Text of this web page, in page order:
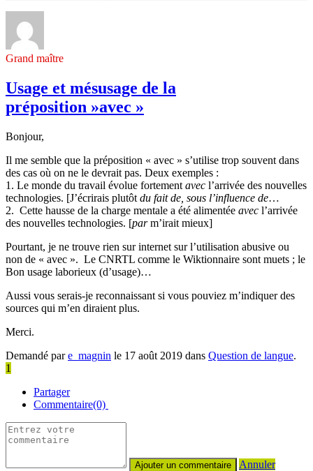
Grand maître
Usage et mésusage de la
préposition »avec »
Bonjour,
Il me semble que la préposition « avec » s’utilise trop souvent dans
des cas où on ne le devrait pas. Deux exemples :
1. Le monde du travail évolue fortement avec l’arrivée des nouvelles
technologies. [J’écrirais plutôt du fait de, sous l’influence de…
2. Cette hausse de la charge mentale a été alimentée avec l’arrivée
des nouvelles technologies. [parm’irait mieux]
Pourtant, je ne trouve rien sur internet sur l’utilisation abusive ou
non de « avec ». Le CNRTL comme le Wiktionnaire sont muets ; le
Bon usage laborieux (d’usage)…
Aussi vous serais-je reconnaissant si vous pouviez m’indiquer des
sources qui m’en diraient plus.
Merci.
Demandé pare_magnin le 17 août 2019 dans Question de langue.
1
Partager
Commentaire(0)
Annuler